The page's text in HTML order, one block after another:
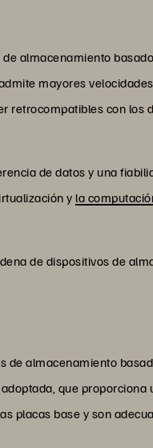
almacenamiento
mayores
retrocompatibles con los
de datos y una
yla
de dispositivos de
almacenamiento
que
placas base y son